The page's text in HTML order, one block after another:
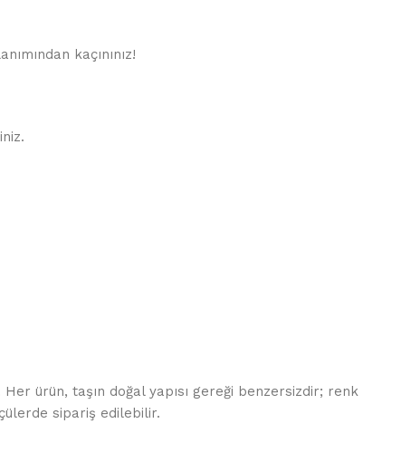
kaçınınız!
ürün, taşın doğal yapısı gereği benzersizdir; renk
sipariş edilebilir.